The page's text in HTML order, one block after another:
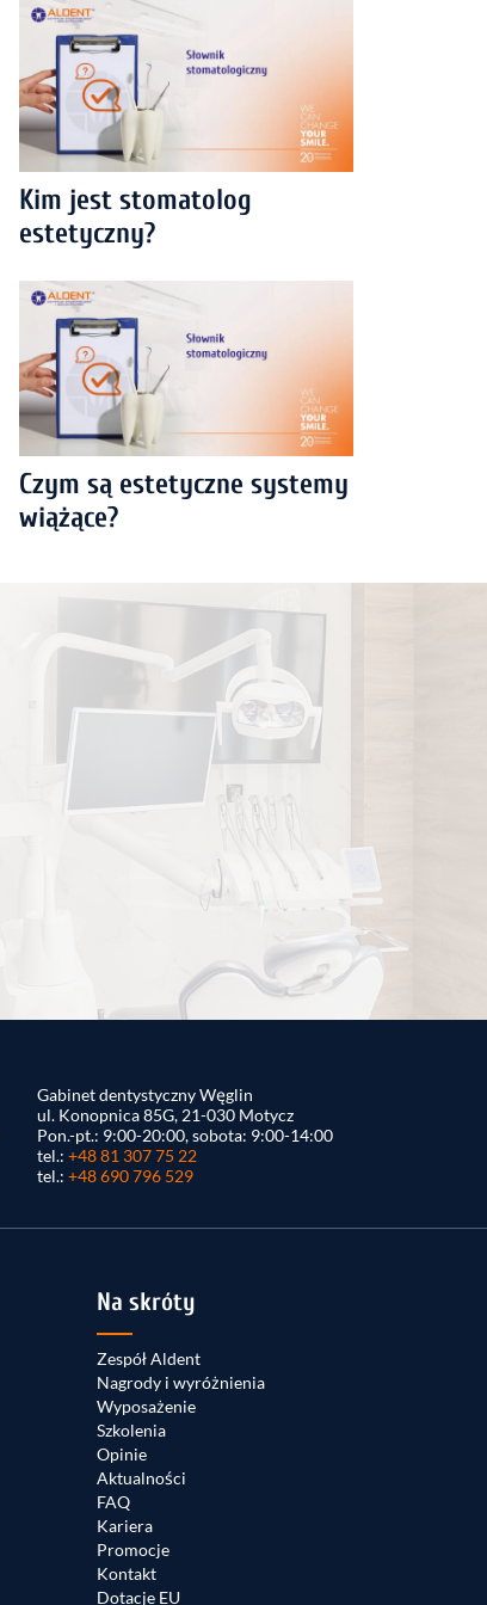
Kim jest stomatolog
estetyczny?
Czym są estetyczne systemy
wiążące?
Gabinet dentystyczny Węglin
ul. Konopnica 85G, 21-030 Motycz
Pon.-pt.: 9:00-20:00, sobota: 9:00-14:00
tel.: +48 81 307 75 22
tel.: +48 690 796 529
Na skróty
Zespół Aldent
Nagrody i wyróżnienia
Wyposażenie
Szkolenia
Opinie
Aktualności
FAQ
Kariera
Promocje
Kontakt
Dotacje EU